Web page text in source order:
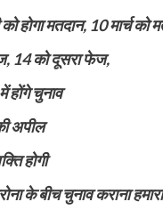
होगा मतदान, 10 मार्च को
14 को दूसरा फेज,
होंगे चुनाव
अपील
होगी
के बीच चुनाव कराना